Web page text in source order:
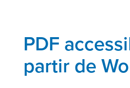
PDF
partir de